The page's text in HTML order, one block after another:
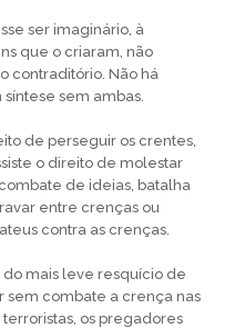
ser imaginário, à
que o criaram, não
contraditório. Não há
sem ambas.
de perseguir os crentes,
o direito de molestar
de ideias, batalha
entre crenças ou
contra as crenças.
mais leve resquício de
sem combate a crença nas
os pregadores